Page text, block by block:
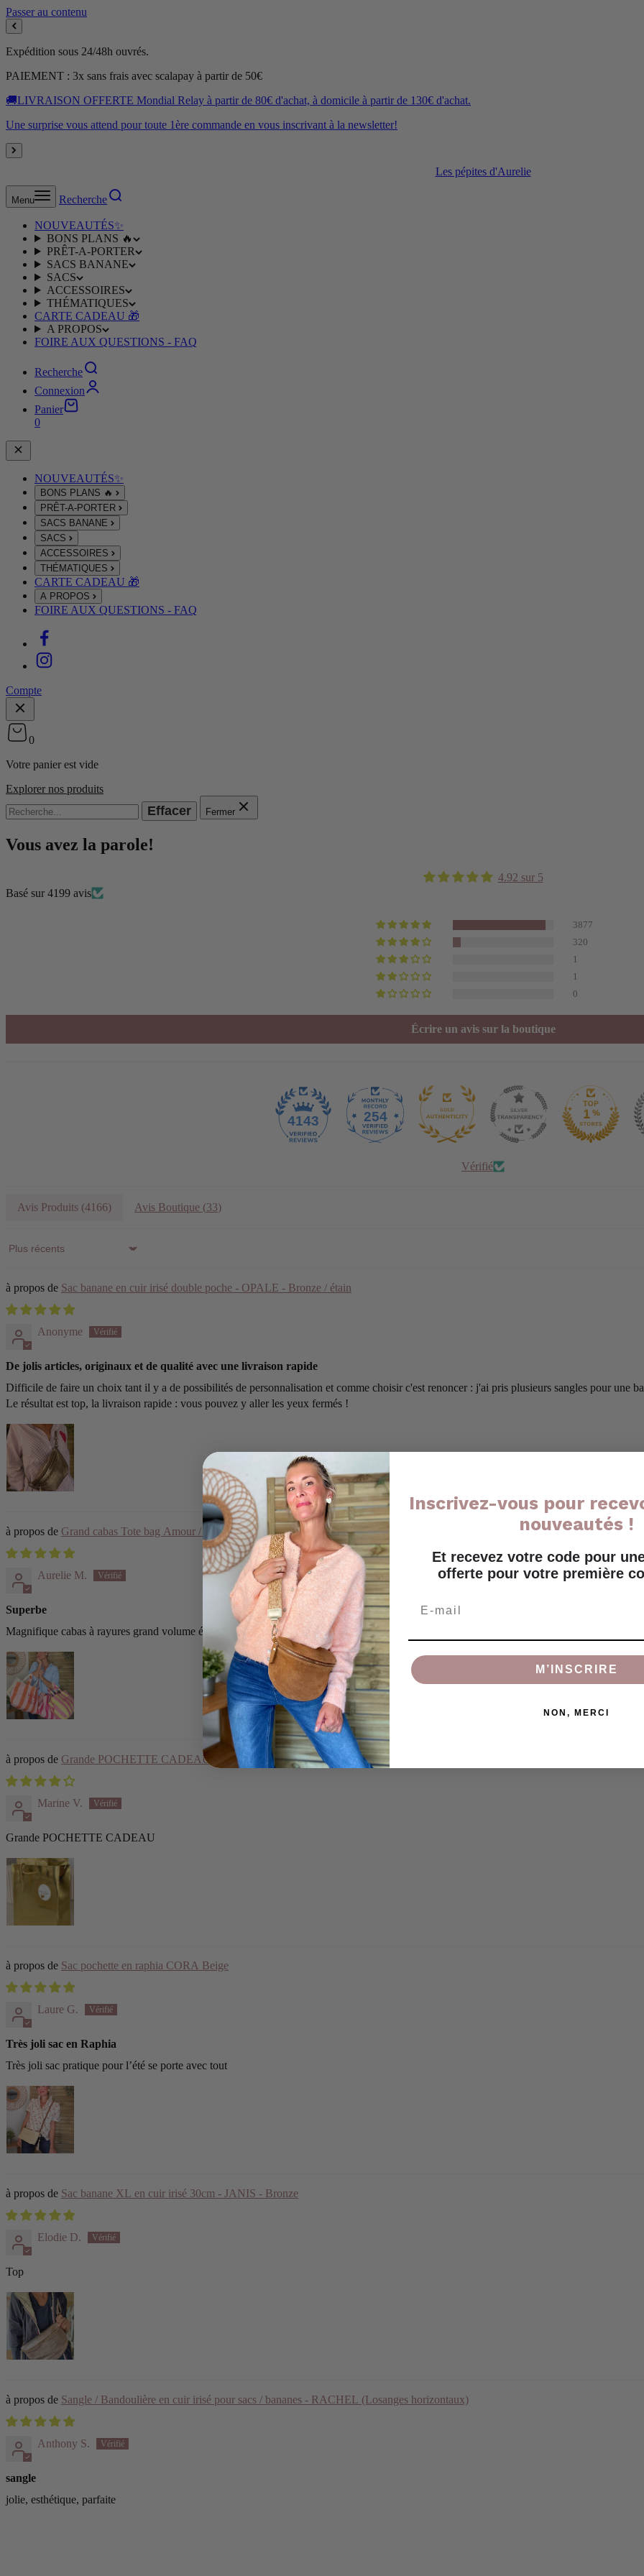
Passer au contenu
Expédition sous 24/48h ouvrés.
PAIEMENT : 3x sans frais avec scalapay à partir de 50€
🚚LIVRAISON OFFERTE Mondial Relay à partir de 80€ d'achat, à domicile à partir de 130€ d'achat.
Une surprise vous attend pour toute 1ère commande en vous inscrivant à la newsletter!
Les pépites d'Aurelie
Menu Recherche
NOUVEAUTÉS✨
BONS PLANS 🔥
PRÊT-A-PORTER
SACS BANANE
SACS
ACCESSOIRES
THÉMATIQUES
CARTE CADEAU 🎁
A PROPOS
FOIRE AUX QUESTIONS - FAQ
Recherche
Connexion
Panier
0
NOUVEAUTÉS✨
BONS PLANS 🔥
PRÊT-A-PORTER
SACS BANANE
SACS
ACCESSOIRES
THÉMATIQUES
CARTE CADEAU 🎁
A PROPOS
FOIRE AUX QUESTIONS - FAQ
Compte
0
Votre panier est vide
Explorer nos produits
Effacer Fermer
Vous avez la parole!
4.92 sur 5
Basé sur 4199 avis
3877
320
1
1
0
Écrire un avis sur la boutique
4143 254
Vérifié
Avis Produits (4166) Avis Boutique (33)
Sort by
Sac banane en cuir irisé double poche - OPALE - Bronze / étain
Anonyme
De jolis articles, originaux et de qualité avec une livraison rapide
Difficile de faire un choix tant il y a de possibilités de personnalisation et comme choisir c'est renoncer : j'ai pris plusieurs sangles pour une
Le résultat est top, la livraison rapide : vous pouvez y aller les yeux fermés !
Grand cabas Tote bag Amour / Soleil ELSY
Aurelie M.
Superbe
Magnifique cabas à rayures grand volume épais je recommande
Grande POCHETTE CADEAU
Marine V.
Grande POCHETTE CADEAU
Sac pochette en raphia CORA Beige
Laure G.
Très joli sac en Raphia
Très joli sac pratique pour l’été se porte avec tout
Sac banane XL en cuir irisé 30cm - JANIS - Bronze
Elodie D.
Top
Sangle / Bandoulière en cuir irisé pour sacs / bananes - RACHEL (Losanges horizontaux)
Anthony S.
sangle
jolie, esthétique, parfaite
Inscrivez-vous pour
nouveautés !
Et recevez votre code pour
offerte pour votre première
M’INSCRIRE
NON, MERCI